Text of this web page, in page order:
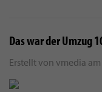
Das war der Umzug
Erstellt von vmedia am